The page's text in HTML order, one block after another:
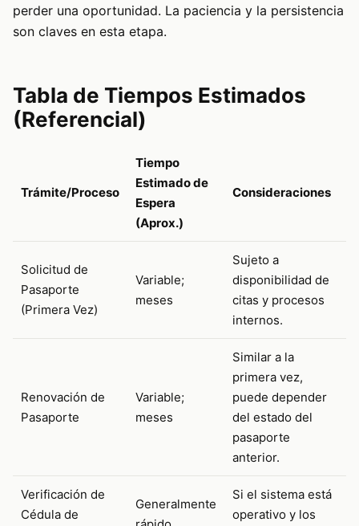
perder una oportunidad. La paciencia y la persistencia
son claves en esta etapa.
Tabla de Tiempos Estimados
(Referencial)
Trámite/Proceso
Tiempo
Estimado de
Espera
(Aprox.)
Consideraciones
Solicitud de
Pasaporte
(Primera Vez)
Variable;
meses
Sujeto a
disponibilidad de
citas y procesos
internos.
Renovación de
Pasaporte
Variable;
meses
Similar a la
primera vez,
puede depender
del estado del
pasaporte
anterior.
Verificación de
Cédula de
Generalmente
Si el sistema está
operativo y los